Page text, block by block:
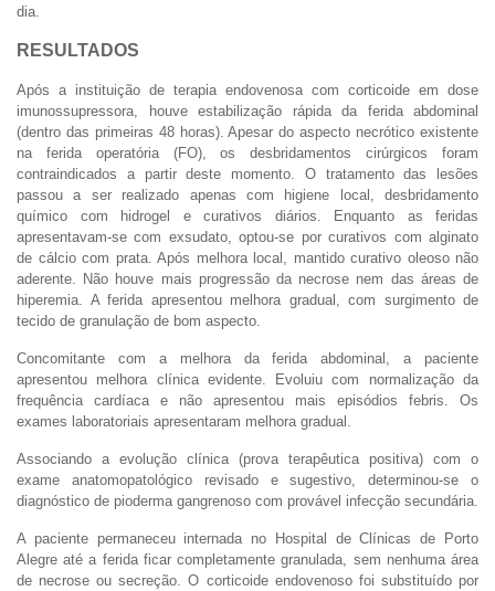
dia.
RESULTADOS
Após a instituição de terapia endovenosa com corticoide em dose
imunossupressora, houve estabilização rápida da ferida abdominal
(dentro das primeiras 48 horas). Apesar do aspecto necrótico existente
na ferida operatória (FO), os desbridamentos cirúrgicos foram
contraindicados a partir deste momento. O tratamento das lesões
passou a ser realizado apenas com higiene local, desbridamento
químico com hidrogel e curativos diários. Enquanto as feridas
apresentavam-se com exsudato, optou-se por curativos com alginato
de cálcio com prata. Após melhora local, mantido curativo oleoso não
aderente. Não houve mais progressão da necrose nem das áreas de
hiperemia. A ferida apresentou melhora gradual, com surgimento de
tecido de granulação de bom aspecto.
Concomitante com a melhora da ferida abdominal, a paciente
apresentou melhora clínica evidente. Evoluiu com normalização da
frequência cardíaca e não apresentou mais episódios febris. Os
exames laboratoriais apresentaram melhora gradual.
Associando a evolução clínica (prova terapêutica positiva) com o
exame anatomopatológico revisado e sugestivo, determinou-se o
diagnóstico de pioderma gangrenoso com provável infecção secundária.
A paciente permaneceu internada no Hospital de Clínicas de Porto
Alegre até a ferida ficar completamente granulada, sem nenhuma área
de necrose ou secreção. O corticoide endovenoso foi substituído por